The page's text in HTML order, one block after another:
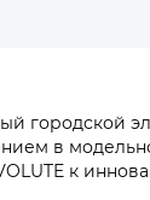
городской
в
к